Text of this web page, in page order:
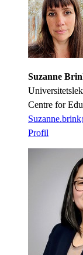
Suzanne
Centre for
​​​​​​​Profil